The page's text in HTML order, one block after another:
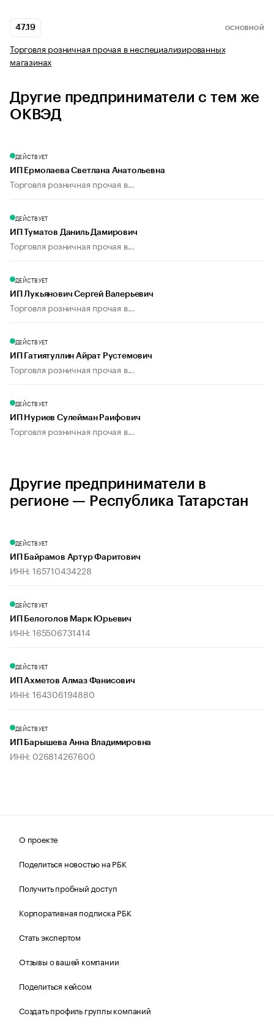
47.19 ОСНОВНОЙ
Торговля розничная прочая в неспециализированных
магазинах
Другие предприниматели с тем же
ОКВЭД
ДЕЙСТВУЕТ
ИП Ермолаева Светлана Анатольевна
Торговля розничная прочая в...
ДЕЙСТВУЕТ
ИП Туматов Даниль Дамирович
Торговля розничная прочая в...
ДЕЙСТВУЕТ
ИП Лукьянович Сергей Валерьевич
Торговля розничная прочая в...
ДЕЙСТВУЕТ
ИП Гатиятуллин Айрат Рустемович
Торговля розничная прочая в...
ДЕЙСТВУЕТ
ИП Нуриев Сулейман Раифович
Торговля розничная прочая в...
Другие предприниматели в
регионе — Республика Татарстан
ДЕЙСТВУЕТ
ИП Байрамов Артур Фаритович
ИНН: 165710434228
ДЕЙСТВУЕТ
ИП Белоголов Марк Юрьевич
ИНН: 165506731414
ДЕЙСТВУЕТ
ИП Ахметов Алмаз Фанисович
ИНН: 164306194880
ДЕЙСТВУЕТ
ИП Барышева Анна Владимировна
ИНН: 026814267600
О проекте
Поделиться новостью на РБК
Получить пробный доступ
Корпоративная подписка РБК
Стать экспертом
Отзывы о вашей компании
Поделиться кейсом
Создать профиль группы компаний